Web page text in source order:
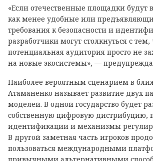
«Если отечественные площадки будут
как менее удобные или
требования к безопасности и
разработчики могут столкнуться с тем,
потенциальная аудитория просто не
на новые экосистемы», —
Наиболее вероятным сценарием в
Атаманенко называет развитие двух
моделей. В одной государство будет
собственную цифровую дистрибуцию,
идентификации и механизмы
В другой заметная часть игроков
пользоваться международными